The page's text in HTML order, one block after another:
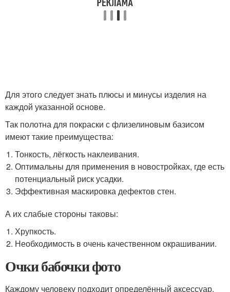
Для этого следует знать плюсы и минусы изделия на
каждой указанной основе.
Так полотна для покраски с флизелиновым базисом
имеют такие преимущества:
Тонкость, лёгкость наклеивания.
Оптимальны для применения в новостройках, где есть
потенциальный риск усадки.
Эффективная маскировка дефектов стен.
А их слабые стороны таковы:
Хрупкость.
Необходимость в очень качественном окрашивании.
Очки бабочки фото
Каждому человеку подходит определённый аксессуар.